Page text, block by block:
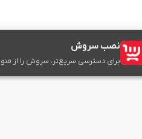
نصب سروش
برای دسترسی سریع‌تر، سروش را از